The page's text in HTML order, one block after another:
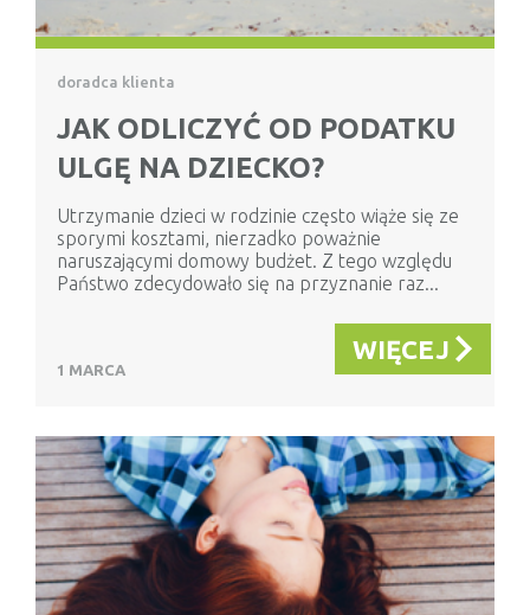
doradca klienta
JAK ODLICZYĆ OD PODATKU
ULGĘ NA DZIECKO?
Utrzymanie dzieci w rodzinie często wiąże się ze
sporymi kosztami, nierzadko poważnie
naruszającymi domowy budżet. Z tego względu
Państwo zdecydowało się na przyznanie raz...
1 MARCA
WIĘCEJ